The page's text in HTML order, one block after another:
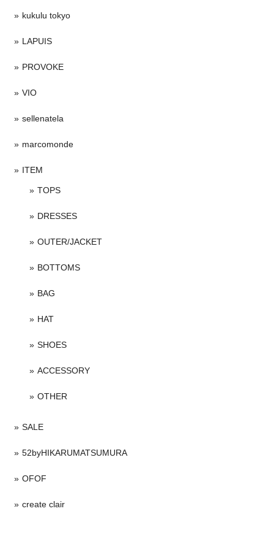
kukulu tokyo
LAPUIS
PROVOKE
VIO
sellenatela
marcomonde
ITEM
TOPS
DRESSES
OUTER/JACKET
BOTTOMS
BAG
HAT
SHOES
ACCESSORY
OTHER
SALE
52byHIKARUMATSUMURA
OFOF
create clair